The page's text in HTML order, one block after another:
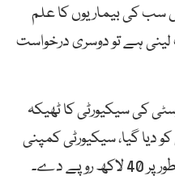
سب کی بیماریوں کا علم
ہے تو دوسری درخواست
کی سیکیورٹی کا ٹھیکہ
کو دیا گیا، سیکیورٹی کمپنی
دے۔